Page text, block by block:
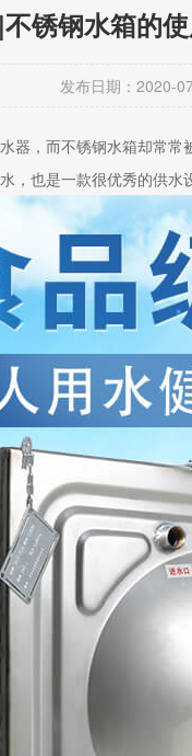
锈钢水箱的
发布日期：2020-
器，而不锈钢水箱却常常
，也是一款很优秀的供水